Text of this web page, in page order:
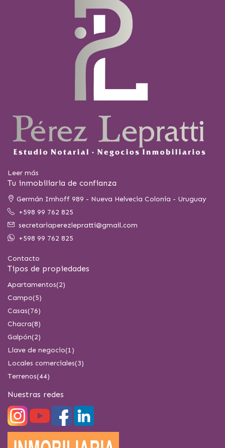
Leer más
Tu inmobiliaria de confianza
Germán Imhoff 989 - Nueva Helvecia Colonia - Uruguay
+598 99 762 825
secretariaperezlepratti@gmail.com
+598 99 762 825
Contacto
Tipos de propiedades
Apartamentos(2)
Campo(5)
Casas(76)
Chacra(8)
Galpón(2)
Llave de negocio(1)
Locales comerciales(3)
Terrenos(44)
Nuestras redes